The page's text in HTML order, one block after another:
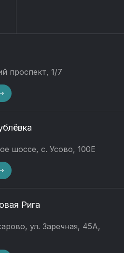
проспект, 1/7
шоссе, с. Усово, 100Е
Рига
ул. Заречная, 45А,